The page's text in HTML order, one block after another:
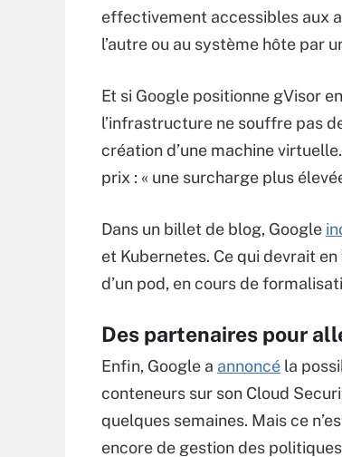
effectivement accessibles aux
l’autre ou au système hôte par
Et si Google positionne gVisor
l’infrastructure ne souffre pas
création d’une machine
prix : « une surcharge plus
Dans un billet de blog, Google
et Kubernetes. Ce qui devrait
d’un pod, en cours de
Des partenaires pour
Enfin, Google a annoncé la
conteneurs sur son Cloud
quelques semaines. Mais ce
encore de gestion des